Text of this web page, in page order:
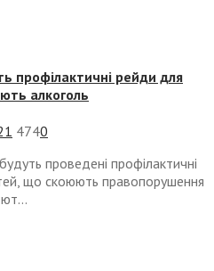
профілактичні рейди для
алкоголь
4740
проведені профілактичні
що скоюють правопорушення